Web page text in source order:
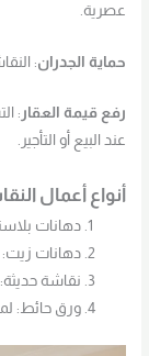
عصرية.
حماية الجدران:
رفع قيمة العقار :
عند البيع أو التأجير.
أنواع أعمال
دهانات
دهانات زيت:
نقاشة حديثة:
ورق حائط: